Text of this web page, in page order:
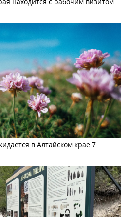
в Алтайском крае 7